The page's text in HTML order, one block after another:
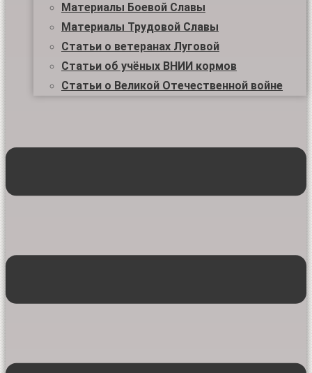
Материалы Боевой Славы
Материалы Трудовой Славы
Статьи о ветеранах Луговой
Статьи об учёных ВНИИ кормов
Статьи о Великой Отечественной войне